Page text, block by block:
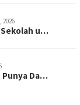
2026
Sekolah u…
Punya Da…